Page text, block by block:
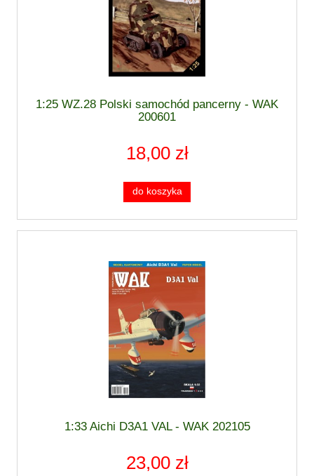
1:25 WZ.28 Polski samochód pancerny - WAK
200601
18,00 zł
do koszyka
1:33 Aichi D3A1 VAL - WAK 202105
23,00 zł